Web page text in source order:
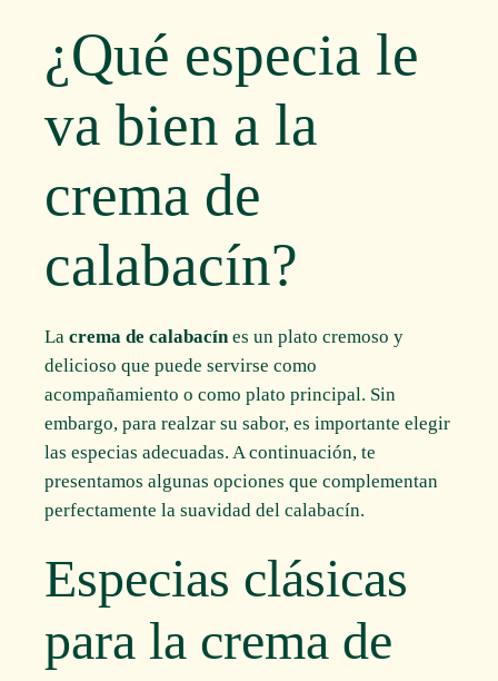
¿Qué especia le
va bien a la
crema de
calabacín?
Lacrema de calabacín es un plato cremoso y
delicioso que puede servirse como
acompañamiento o como plato principal. Sin
embargo, para realzar su sabor, es importante elegir
las especias adecuadas. A continuación, te
presentamos algunas opciones que complementan
perfectamente la suavidad del calabacín.
Especias clásicas
para la crema de